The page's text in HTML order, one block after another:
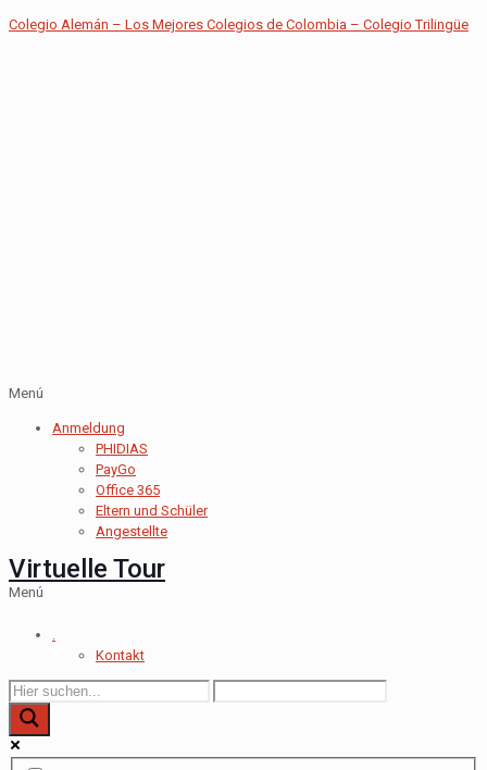
Colegio Alemán – Los Mejores Colegios de Colombia – Colegio Trilingüe
Menú
Anmeldung
PHIDIAS
PayGo
Office 365
Eltern und Schüler
Angestellte
Virtuelle Tour
Menú
.
Kontakt